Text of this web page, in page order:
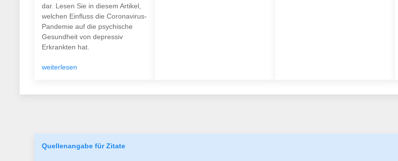
dar. Lesen Sie in diesem Artikel,
welchen Einfluss die Coronavirus-
Pandemie auf die psychische
Gesundheit von depressiv
Erkrankten hat.
weiterlesen
Quellenangabe für Zitate